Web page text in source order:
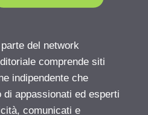
del network
comprende siti
indipendente che
appassionati ed esperti
comunicati e